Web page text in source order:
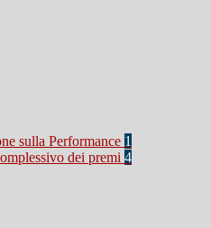
sulla Performance 1
dei premi 4